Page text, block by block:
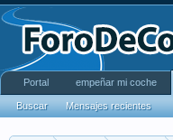
Portal empeñar mi coche
Buscar Mensajes recientes